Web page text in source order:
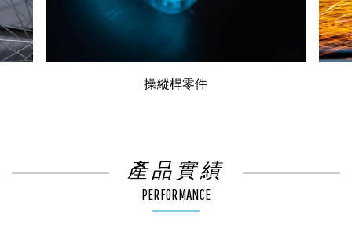
操縱桿零件
產品實績
PERFORMANCE